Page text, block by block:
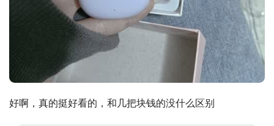
好啊，真的挺好看的，和几把块钱的没什么区别